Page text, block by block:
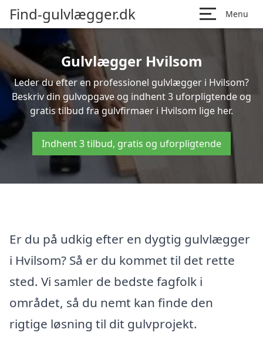
Find-gulvlægger.dk Menu
Gulvlægger Hvilsom
Leder du efter en professionel gulvlægger i Hvilsom?
Beskriv din gulvopgave og indhent 3 uforpligtende og
gratis tilbud fra gulvfirmaer i Hvilsom lige her.
Indhent 3 tilbud, gratis og uforpligtende
Er du på udkig efter en dygtig gulvlægger
i Hvilsom? Så er du kommet til det rette
sted. Vi samler de bedste fagfolk i
området, så du nemt kan finde den
rigtige løsning til dit gulvprojekt.